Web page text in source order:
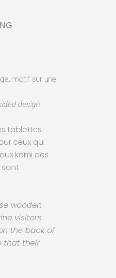
motif sur une
design
tablettes
ceux qui
kami des
sont
wooden
visitors
the back of
that their